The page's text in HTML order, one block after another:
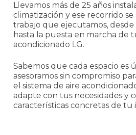
Llevamos más de 25 años
climatización y ese recorrido
trabajo que ejecutamos, desde
hasta la puesta en marcha de
acondicionado LG.
Sabemos que cada espacio es
asesoramos sin compromiso
el sistema de aire
adapte con tus necesidades y
características concretas de tu